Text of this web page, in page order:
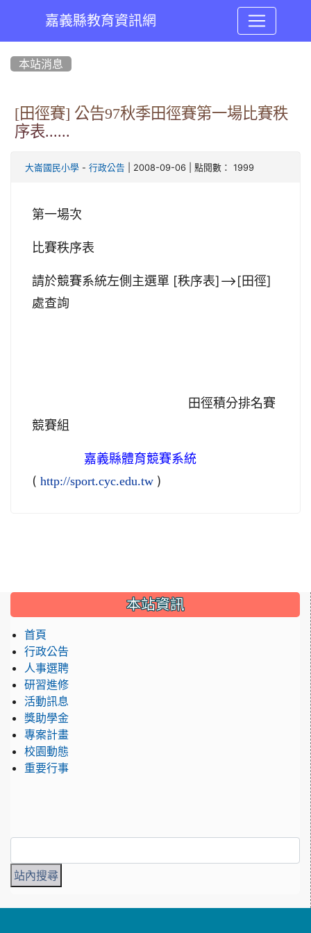
嘉義縣教育資訊網
本站消息
[田徑賽] 公告97秋季田徑賽第一場比賽秩
序表......
大崙國民小學 - 行政公告 | 2008-09-06 | 點閱數： 1999
第一場次
比賽秩序表
請於競賽系統左側主選單 [秩序表]-->[田徑]
處查詢
田徑積分排名賽
競賽組
嘉義縣體育競賽系統
( http://sport.cyc.edu.tw )
::: 本站資訊
首頁
行政公告
人事選聘
研習進修
活動訊息
獎助學金
專案計畫
校園動態
重要行事